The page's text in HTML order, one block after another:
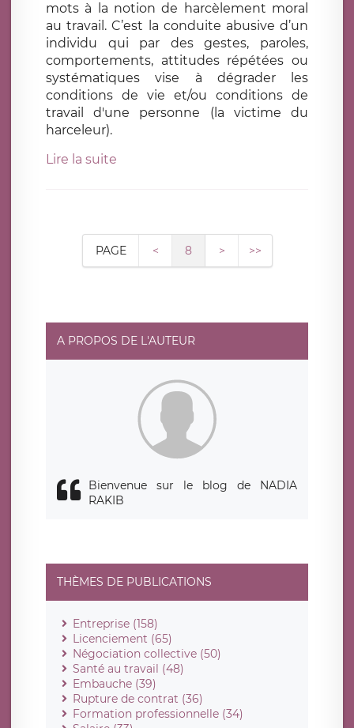
mots à la notion de harcèlement moral
au travail. C’est la conduite abusive d’un
individu qui par des gestes, paroles,
comportements, attitudes répétées ou
systématiques vise à dégrader les
conditions de vie et/ou conditions de
travail d'une personne (la victime du
harceleur).
Lire la suite
PAGE < 8 > >>
A PROPOS DE L'AUTEUR
Bienvenue sur le blog de NADIA
RAKIB
THÈMES DE PUBLICATIONS
Entreprise (158)
Licenciement (65)
Négociation collective (50)
Santé au travail (48)
Embauche (39)
Rupture de contrat (36)
Formation professionnelle (34)